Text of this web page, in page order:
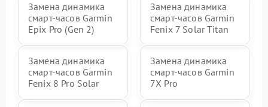
Замена динамика
смарт-часов Garmin
Epix Pro (Gen 2)
Замена динамика
смарт-часов Garmin
Fenix 7 Solar Titan
Замена динамика
смарт-часов Garmin
Fenix 8 Pro Solar
Замена динамика
смарт-часов Garmin
7X Pro